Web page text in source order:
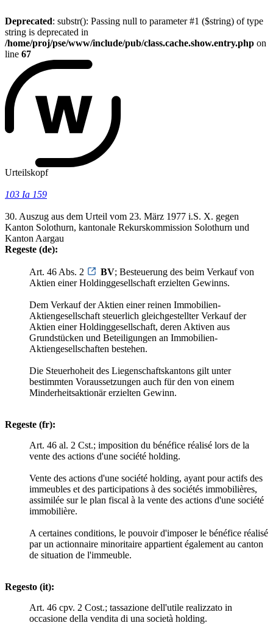
Deprecated: substr(): Passing null to parameter #1 ($string) of type
string is deprecated in
/home/proj/pse/www/include/pub/class.cache.show.entry.php on
line 67
Urteilskopf
103 Ia 159
30. Auszug aus dem Urteil vom 23. März 1977 i.S. X. gegen
Kanton Solothurn, kantonale Rekurskommission Solothurn und
Kanton Aargau
Regeste (de):
Art. 46 Abs. 2 BV; Besteuerung des beim Verkauf von
Aktien einer Holdinggesellschaft erzielten Gewinns.
Dem Verkauf der Aktien einer reinen Immobilien-
Aktiengesellschaft steuerlich gleichgestellter Verkauf der
Aktien einer Holdinggesellschaft, deren Aktiven aus
Grundstücken und Beteiligungen an Immobilien-
Aktiengesellschaften bestehen.
Die Steuerhoheit des Liegenschaftskantons gilt unter
bestimmten Voraussetzungen auch für den von einem
Minderheitsaktionär erzielten Gewinn.
Regeste (fr):
Art. 46 al. 2 Cst.; imposition du bénéfice réalisé lors de la
vente des actions d'une société holding.
Vente des actions d'une société holding, ayant pour actifs des
immeubles et des participations à des sociétés immobilières,
assimilée sur le plan fiscal à la vente des actions d'une société
immobilière.
A certaines conditions, le pouvoir d'imposer le bénéfice réalisé
par un actionnaire minoritaire appartient également au canton
de situation de l'immeuble.
Regesto (it):
Art. 46 cpv. 2 Cost.; tassazione dell'utile realizzato in
occasione della vendita di una società holding.